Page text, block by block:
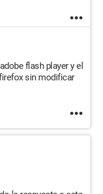
flash player y el
sin modificar